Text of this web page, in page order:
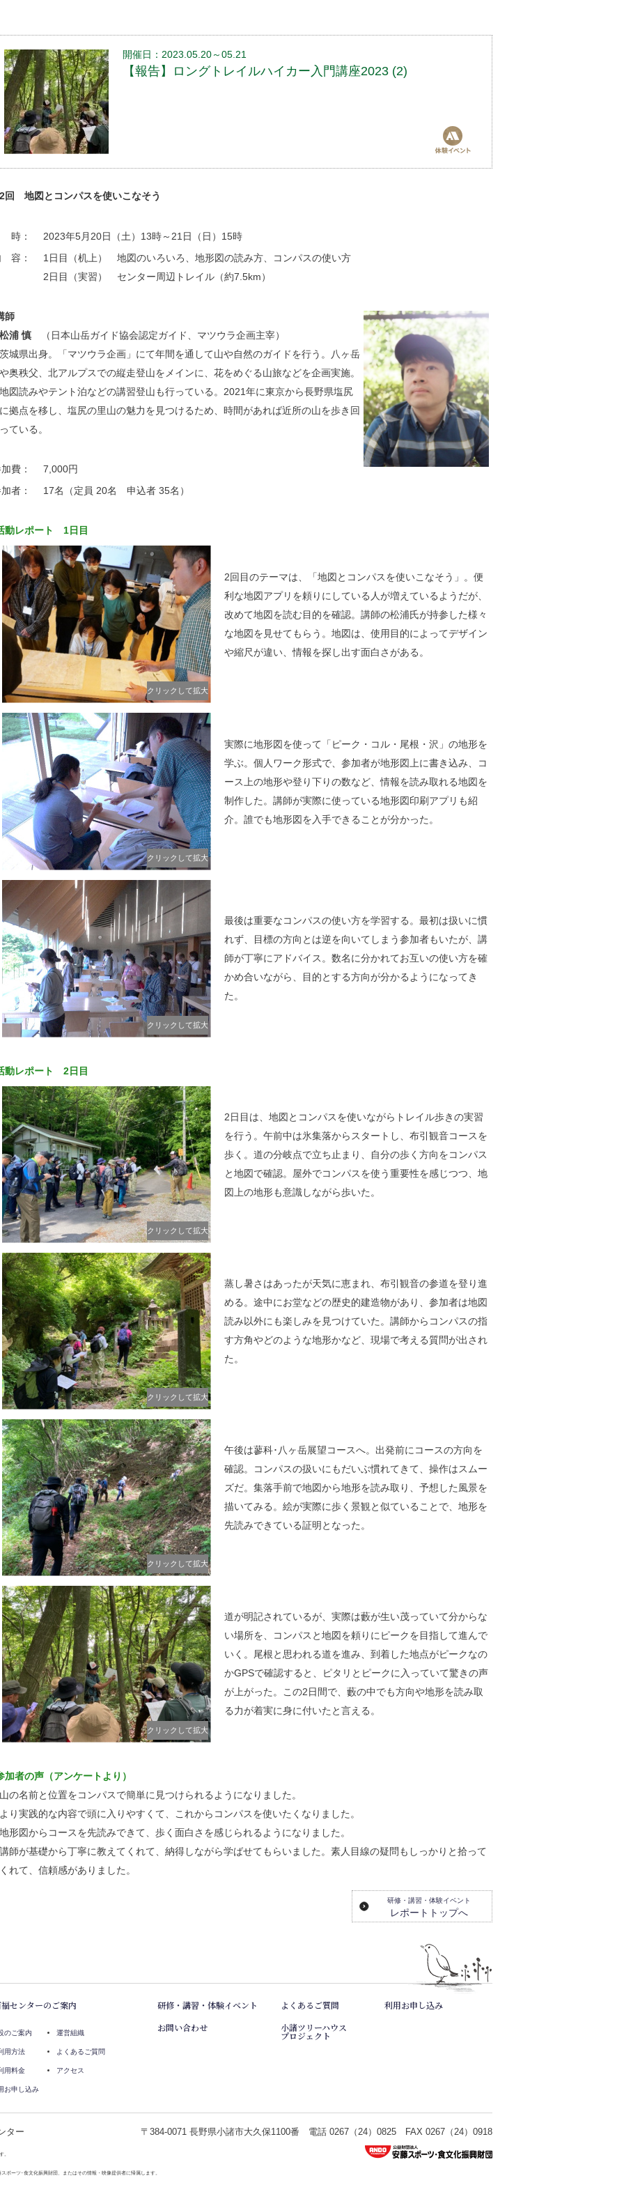
開催日：2023.05.20～05.21
【報告】ロングトレイルハイカー入門講座2023 (2)
回 地図とコンパスを使いこなそう
時：
2023年5月20日（土）13時～21日（日）15時
容：
1日目（机上） 地図のいろいろ、地形図の読み方、コンパスの使い方
2日目（実習） センター周辺トレイル（約7.5km）
師
松浦 慎 （日本山岳ガイド協会認定ガイド、マツウラ企画主宰）
茨城県出身。「マツウラ企画」にて年間を通して山や自然のガイドを行う。八ヶ岳
や奥秩父、北アルプスでの縦走登山をメインに、花をめぐる山旅などを企画実施。
地図読みやテント泊などの講習登山も行っている。2021年に東京から長野県塩尻
に拠点を移し、塩尻の里山の魅力を見つけるため、時間があれば近所の山を歩き回
っている。
費：
7,000円
者：
17名（定員 20名 申込者 35名）
動レポート 1日目
クリックして拡大
2回目のテーマは、「地図とコンパスを使いこなそう」。便
利な地図アプリを頼りにしている人が増えているようだが、
改めて地図を読む目的を確認。講師の松浦氏が持参した様々
な地図を見せてもらう。地図は、使用目的によってデザイン
や縮尺が違い、情報を探し出す面白さがある。
クリックして拡大
実際に地形図を使って「ピーク・コル・尾根・沢」の地形を
学ぶ。個人ワーク形式で、参加者が地形図上に書き込み、コ
ース上の地形や登り下りの数など、情報を読み取れる地図を
制作した。講師が実際に使っている地形図印刷アプリも紹
介。誰でも地形図を入手できることが分かった。
クリックして拡大
最後は重要なコンパスの使い方を学習する。最初は扱いに慣
れず、目標の方向とは逆を向いてしまう参加者もいたが、講
師が丁寧にアドバイス。数名に分かれてお互いの使い方を確
かめ合いながら、目的とする方向が分かるようになってき
た。
動レポート 2日目
クリックして拡大
2日目は、地図とコンパスを使いながらトレイル歩きの実習
を行う。午前中は氷集落からスタートし、布引観音コースを
歩く。道の分岐点で立ち止まり、自分の歩く方向をコンパス
と地図で確認。屋外でコンパスを使う重要性を感じつつ、地
図上の地形も意識しながら歩いた。
クリックして拡大
蒸し暑さはあったが天気に恵まれ、布引観音の参道を登り進
める。途中にお堂などの歴史的建造物があり、参加者は地図
読み以外にも楽しみを見つけていた。講師からコンパスの指
す方角やどのような地形かなど、現場で考える質問が出され
た。
クリックして拡大
午後は蓼科･八ヶ岳展望コースへ。出発前にコースの方向を
確認。コンパスの扱いにもだいぶ慣れてきて、操作はスムー
ズだ。集落手前で地図から地形を読み取り、予想した風景を
描いてみる。絵が実際に歩く景観と似ていることで、地形を
先読みできている証明となった。
クリックして拡大
道が明記されているが、実際は藪が生い茂っていて分からな
い場所を、コンパスと地図を頼りにピークを目指して進んで
いく。尾根と思われる道を進み、到着した地点がピークなの
かGPSで確認すると、ピタリとピークに入っていて驚きの声
が上がった。この2日間で、藪の中でも方向や地形を読み取
る力が着実に身に付いたと言える。
加者の声（アンケートより）
山の名前と位置をコンパスで簡単に見つけられるようになりました。
より実践的な内容で頭に入りやすくて、これからコンパスを使いたくなりました。
地形図からコースを先読みできて、歩く面白さを感じられるようになりました。
講師が基礎から丁寧に教えてくれて、納得しながら学ばせてもらいました。素人目線の疑問もしっかりと拾って
くれて、信頼感がありました。
研修・講習・体験イベント
レポートトップへ
センターのご案内
のご案内
用方法
用料金
お申し込み
運営組織
よくあるご質問
アクセス
研修・講習・体験イベント よくあるご質問
利用お申し込み
お問い合わせ
小諸ツリーハウス
プロジェクト
ター 〒384-0071 長野県小諸市大久保1100番 電話 0267（24）0825 FAX 0267（24）0918
。
ポーツ･食文化振興財団、またはその情報・映像提供者に帰属します。